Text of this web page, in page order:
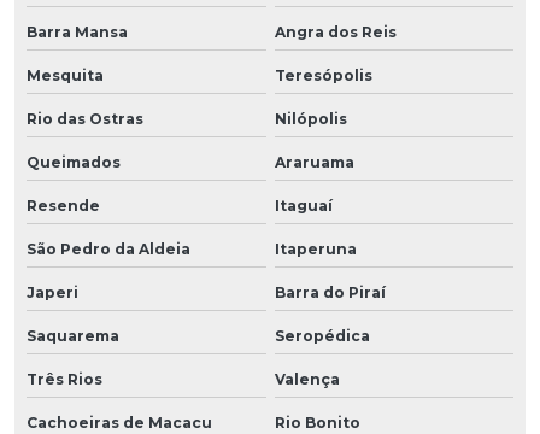
Barra Mansa Angra dos Reis
Mesquita Teresópolis
Rio das Ostras Nilópolis
Queimados Araruama
Resende Itaguaí
São Pedro da Aldeia Itaperuna
Japeri Barra do Piraí
Saquarema Seropédica
Três Rios Valença
Cachoeiras de Macacu Rio Bonito